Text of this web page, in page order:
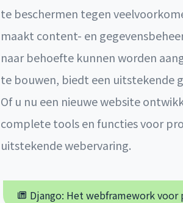
te beschermen tegen
maakt content- en
naar behoefte kunnen worden
te bouwen, biedt een uitstekende
Of u nu een nieuwe website
complete tools en functies voor
uitstekende webervaring.
Django: Het webframework